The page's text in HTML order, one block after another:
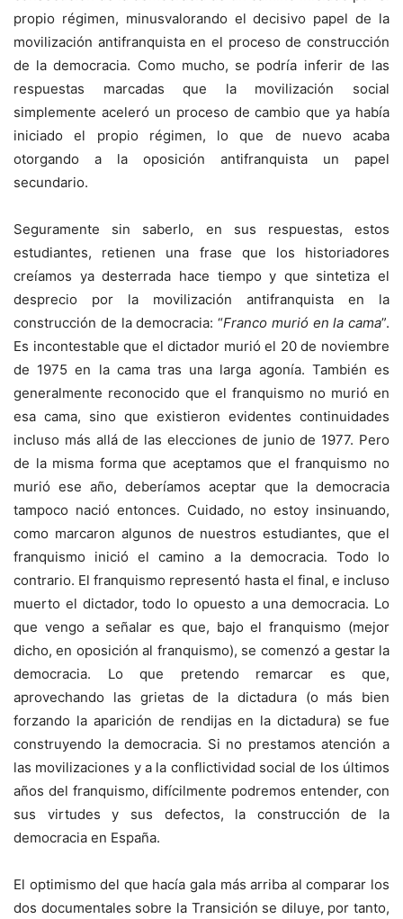
propio régimen, minusvalorando el decisivo papel de la
movilización antifranquista en el proceso de construcción
de la democracia. Como mucho, se podría inferir de las
respuestas marcadas que la movilización social
simplemente aceleró un proceso de cambio que ya había
iniciado el propio régimen, lo que de nuevo acaba
otorgando a la oposición antifranquista un papel
secundario.
Seguramente sin saberlo, en sus respuestas, estos
estudiantes, retienen una frase que los historiadores
creíamos ya desterrada hace tiempo y que sintetiza el
desprecio por la movilización antifranquista en la
construcción de la democracia: “Franco murió en la cama”.
Es incontestable que el dictador murió el 20 de noviembre
de 1975 en la cama tras una larga agonía. También es
generalmente reconocido que el franquismo no murió en
esa cama, sino que existieron evidentes continuidades
incluso más allá de las elecciones de junio de 1977. Pero
de la misma forma que aceptamos que el franquismo no
murió ese año, deberíamos aceptar que la democracia
tampoco nació entonces. Cuidado, no estoy insinuando,
como marcaron algunos de nuestros estudiantes, que el
franquismo inició el camino a la democracia. Todo lo
contrario. El franquismo representó hasta el final, e incluso
muerto el dictador, todo lo opuesto a una democracia. Lo
que vengo a señalar es que, bajo el franquismo (mejor
dicho, en oposición al franquismo), se comenzó a gestar la
democracia. Lo que pretendo remarcar es que,
aprovechando las grietas de la dictadura (o más bien
forzando la aparición de rendijas en la dictadura) se fue
construyendo la democracia. Si no prestamos atención a
las movilizaciones y a la conflictividad social de los últimos
años del franquismo, difícilmente podremos entender, con
sus virtudes y sus defectos, la construcción de la
democracia en España.
El optimismo del que hacía gala más arriba al comparar los
dos documentales sobre la Transición se diluye, por tanto,